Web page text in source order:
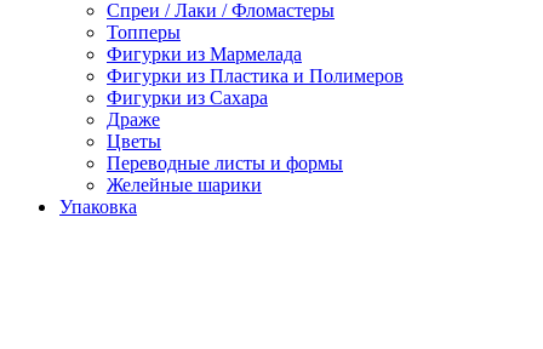
Спреи / Лаки / Фломастеры
Топперы
Фигурки из Мармелада
Фигурки из Пластика и Полимеров
Фигурки из Сахара
Драже
Цветы
Переводные листы и формы
Желейные шарики
Упаковка